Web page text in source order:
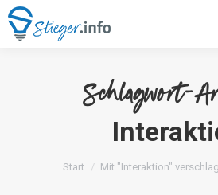
Schlagwort-
Sie befinden sich hier:
Start Mit "Interaktion"